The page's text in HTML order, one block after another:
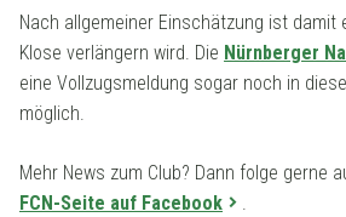
Nach allgemeiner Einschätzung ist damit
Klose verlängern wird. Die Nürnberger
eine Vollzugsmeldung sogar noch in
möglich.
Mehr News zum Club? Dann folge gerne
FCN-Seite auf Facebook
.